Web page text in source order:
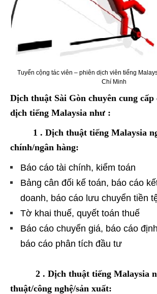
Tuyển cộng tác viên – phiên dịch viên tiếng
Chí Minh
Dịch thuật Sài Gòn chuyên cung cấp
dịch tiếng Malaysia như :
1 . Dịch thuật tiếng Malaysia
chính/ngân hàng:
Báo cáo tài chính, kiểm toán
Bảng cân đối kế toán, báo cáo
doanh, báo cáo lưu chuyển tiền
Tờ khai thuế, quyết toán thuế
Báo cáo chuyển giá, báo cáo
báo cáo phân tích đầu tư
2 . Dịch thuật tiếng Malaysia
thuật/công nghệ/sản xuất: